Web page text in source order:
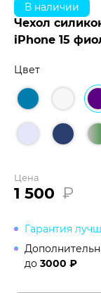
В наличии
Чехол
iPhone 15
Цвет
Цена
1 500 ₽
Гарантия
до 3000 ₽